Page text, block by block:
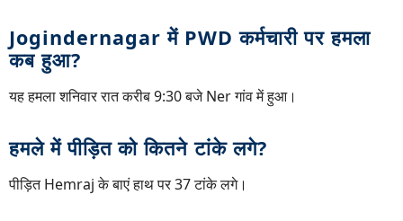
Jogindernagar में PWD कर्मचारी पर हमला
कब हुआ?
यह हमला शनिवार रात करीब 9:30 बजे Ner गांव में हुआ।
हमले में पीड़ित को कितने टांके लगे?
पीड़ित Hemraj के बाएं हाथ पर 37 टांके लगे।